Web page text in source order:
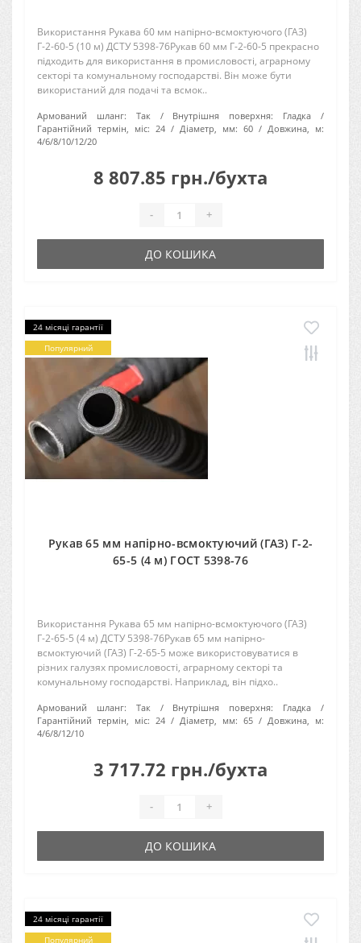
Використання Рукава 60 мм напірно-всмоктуючого (ГАЗ)
Г-2-60-5 (10 м) ДСТУ 5398-76Рукав 60 мм Г-2-60-5 прекрасно
підходить для використання в промисловості, аграрному
секторі та комунальному господарстві. Він може бути
використаний для подачі та всмок..
Армований шланг: Так Внутрішня поверхня:
Гладка
Гарантійний термін, міс: 24 Діаметр, мм: 60
Довжина, м:
4/6/8/10/12/20
8 807.85 грн./бухта
- +
ДО КОШИКА
24 місяці гарантії
Популярний
Рукав 65 мм напірно-всмоктуючий (ГАЗ) Г-2-
65-5 (4 м) ГОСТ 5398-76
Використання Рукава 65 мм напірно-всмоктуючого (ГАЗ)
Г-2-65-5 (4 м) ДСТУ 5398-76Рукав 65 мм напірно-
всмоктуючий (ГАЗ) Г-2-65-5 може використовуватися в
різних галузях промисловості, аграрному секторі та
комунальному господарстві. Наприклад, він підхо..
Армований шланг: Так Внутрішня поверхня:
Гладка
Гарантійний термін, міс: 24 Діаметр, мм: 65
Довжина, м:
4/6/8/12/10
3 717.72 грн./бухта
- +
ДО КОШИКА
24 місяці гарантії
Популярний